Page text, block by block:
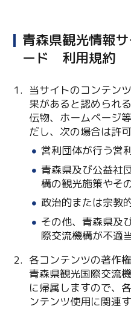
青森県観光情報
ード 利用規約
当サイトのコンテン
果があると認められ
伝物、ホームページ
だし、次の場合は許
営利団体が行う営
青森県及び公益社
構の観光施策やそ
政治的または宗教
その他、青森県及
際交流機構が不適
各コンテンツの著作
青森県観光国際交流
に帰属しますので、
ンテンツ使用に関連
Line
Copy